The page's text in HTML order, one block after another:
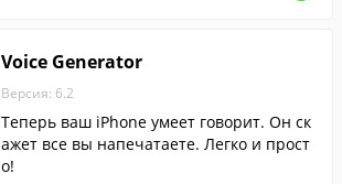
Voice Generator
Версия: 6.2
Теперь ваш iPhone умеет говорит. Он ск
ажет все вы напечатаете. Легко и прост
о!